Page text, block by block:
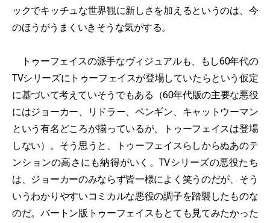
ックでキッチュな世界観に新しさを加えるというのは、今
のほうがうまくいきそうな気がする。
トゥーフェイスの派手なヴィジュアルも、もし60年代の
TVシリーズにトゥーフェイスが登場していたらという仮定
に基づいて考えていそうでもある（60年代版の主要な悪役
にはジョーカー、リドラー、ペンギン、キャットウーマン
という有名どころが揃っているが、トゥーフェイスは登場
しない）。そう思うと、トゥーフェイスらしからぬあのテ
ンションの高さにも納得がいく。TVシリーズの悪役たち
は、ジョーカーのみならず皆一様によく笑うのだが、そう
いうわかりやすいコミカルな悪役の調子を踏襲したものな
のだ。バートン版トゥーフェイスもとても見てみたかった